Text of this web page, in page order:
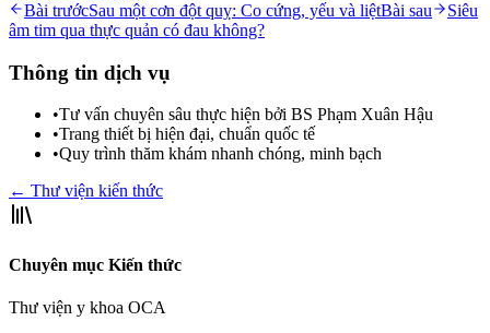
Bài trướcSau một cơn đột quỵ: Co cứng, yếu và liệtBài sau
Siêu
âm tim qua thực quản có đau không?
Thông tin dịch vụ
•Tư vấn chuyên sâu thực hiện bởi BS Phạm Xuân Hậu
•Trang thiết bị hiện đại, chuẩn quốc tế
•Quy trình thăm khám nhanh chóng, minh bạch
← Thư viện kiến thức
Chuyên mục Kiến thức
Thư viện y khoa OCA